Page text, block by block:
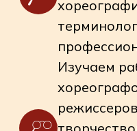
и анализирует
Коллективные
лучших и разных театров
Увидеть результат
и упорного труда в живую